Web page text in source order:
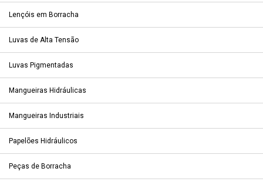
Lençóis em Borracha
Luvas de Alta Tensão
Luvas Pigmentadas
Mangueiras Hidráulicas
Mangueiras Industriais
Papelões Hidráulicos
Peças de Borracha